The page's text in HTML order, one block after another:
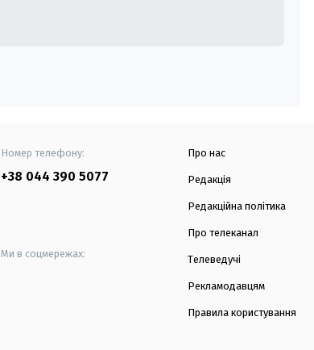
Номер телефону:
+38 044 390 5077
Ми в соцмережах:
Про нас
Редакція
Редакційна політика
Про телеканал
Телеведучі
Рекламодавцям
Правила користування